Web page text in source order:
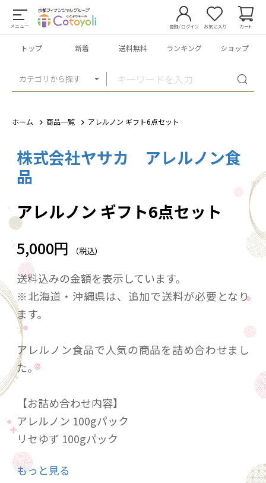
メニュー
カテゴリから探す
登録/ログイン お気に入り カート
トップ 新着 送料無料 ランキング ショップ
ホーム 商品一覧 アレルノン ギフト6点セット
1
株式会社ヤサカ アレルノン食
品
アレルノン ギフト6点セット
5,000円 （税込）
送料込みの金額を表示しています。
※北海道・沖縄県は、追加で送料が必要となり
ます。
アレルノン食品で人気の商品を詰め合わせまし
た。
【お詰め合わせ内容】
アレルノン 100gパック
リセゆず 100gパック
オリゴプラス 450gパック
アサイー 糀グルト 80gパック
もっと見る